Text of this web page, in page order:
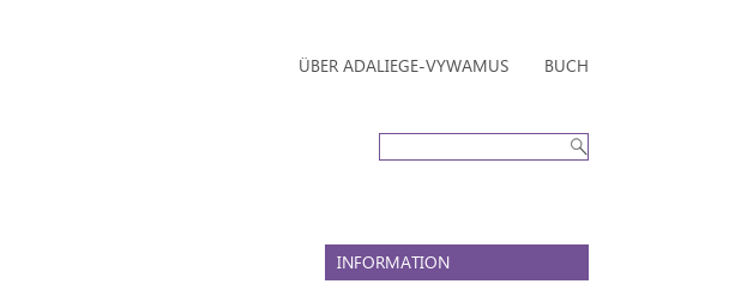
ÜBER ADALIEGE-VYWAMUS BUCH
INFORMATION